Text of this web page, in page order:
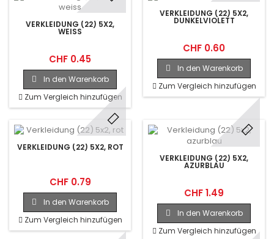
VERKLEIDUNG (22) 5X2,
WEISS
CHF 0.45
In den Warenkorb
Zum Vergleich hinzufügen
VERKLEIDUNG (22) 5X2,
DUNKELVIOLETT
CHF 0.60
In den Warenkorb
Zum Vergleich hinzufügen
VERKLEIDUNG (22) 5X2, ROT
CHF 0.79
In den Warenkorb
Zum Vergleich hinzufügen
VERKLEIDUNG (22) 5X2,
AZURBLAU
CHF 1.49
In den Warenkorb
Zum Vergleich hinzufügen